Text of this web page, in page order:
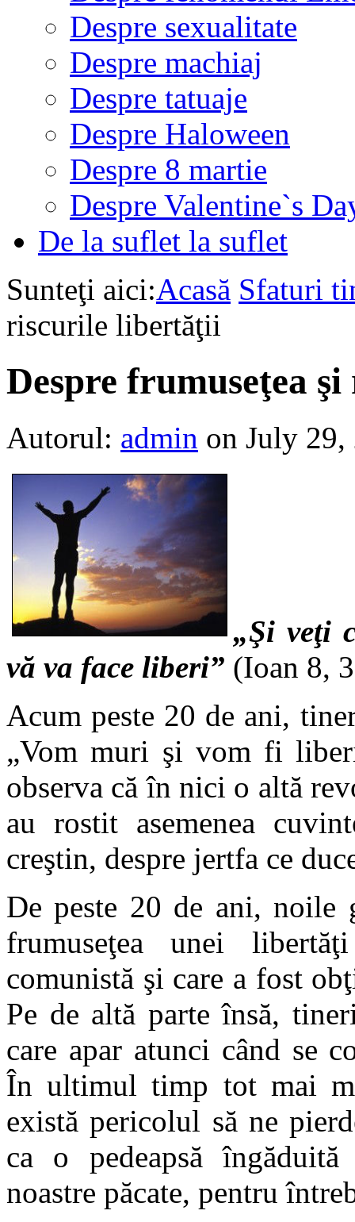
Despre sexualitate
Despre machiaj
Despre tatuaje
Despre Haloween
Despre 8 martie
Despre Valentine`s
De la suflet la suflet
Sunteţi aici:Acasă Sfaturi
riscurile libertăţii
Despre frumuseţea
Autorul: admin on July 29,
„Şi veţi
vă va face liberi” (Ioan 8,
Acum peste 20 de ani,
„Vom muri şi vom fi
observa că în nici o altă
au rostit asemenea
creştin, despre jertfa ce
De peste 20 de ani, noile
frumuseţea unei
comunistă şi care a fost
Pe de altă parte însă,
care apar atunci când se
În ultimul timp tot mai
există pericolul să ne
ca o pedeapsă
noastre păcate, pentru